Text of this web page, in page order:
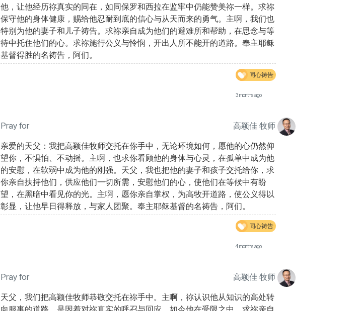
他，让他经历祢真实的同在，如同保罗和西拉在监牢中仍能赞美祢一样。求祢
保守他的身体健康，赐给他忍耐到底的信心与从天而来的勇气。主啊，我们也
特别为他的妻子和儿子祷告。求祢亲自成为他们的避难所和帮助，在思念与等
待中托住他们的心。求祢施行公义与怜悯，开出人所不能开的道路。奉主耶稣
基督得胜的名祷告，阿们。
同心祷告
3 months ago
Pray for
高颖佳 牧师
亲爱的天父：我把高颖佳牧师交托在你手中，无论环境如何，愿他的心仍然仰
望你，不惧怕、不动摇。主啊，也求你看顾他的身体与心灵，在孤单中成为他
的安慰，在软弱中成为他的刚强。天父，我也把他的妻子和孩子交托给你，求
你亲自扶持他们，供应他们一切所需，安慰他们的心，使他们在等候中有盼
望，在黑暗中看见你的光。主啊，愿你亲自掌权，为高牧开道路，使公义得以
彰显，让他早日得释放，与家人团聚。奉主耶稣基督的名祷告，阿们。
同心祷告
4 months ago
Pray for
高颖佳 牧师
天父，我们把高颖佳牧师恭敬交托在祢手中。主啊，祢认识他从知识的高处转
向服事的道路，是因着对祢真实的呼召与回应。如今他在受限之中，求祢亲自